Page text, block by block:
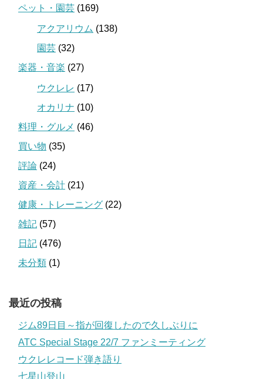
ペット・園芸 (169)
アクアリウム (138)
園芸 (32)
楽器・音楽 (27)
ウクレレ (17)
オカリナ (10)
料理・グルメ (46)
買い物 (35)
評論 (24)
資産・会計 (21)
健康・トレーニング (22)
雑記 (57)
日記 (476)
未分類 (1)
最近の投稿
ジム89日目～指が回復したので久しぶりに
ATC Special Stage 22/7 ファンミーティング
ウクレレコード弾き語り
七星山登山